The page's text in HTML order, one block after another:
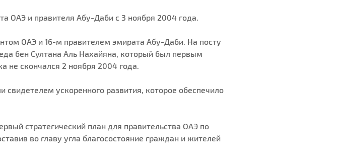
ОАЭ и правителя Абу-Даби с 3 ноября 2004 года.
ОАЭ и 16-м правителем эмирата Абу-Даби. На посту
бен Султана Аль Нахайяна, который был первым
не скончался 2 ноября 2004 года.
ускоренного развития, которое обеспечило
стратегический план для правительства ОАЭ по
во главу угла благосостояние граждан и жителей